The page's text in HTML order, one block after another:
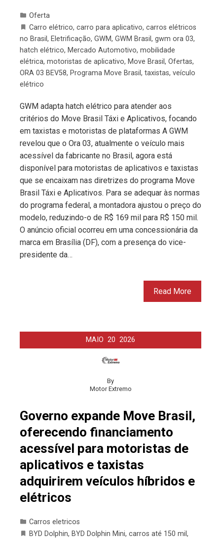
Oferta
Carro elétrico, carro para aplicativo, carros elétricos
no Brasil , Eletrificação, GWM, GWM Brasil , gwm ora 03,
hatch elétrico, Mercado Automotivo, mobilidade
elétrica, motoristas de aplicativo, Move Brasil , Ofertas,
ORA 03 BEV58, Programa Move Brasil , taxistas, veículo
elétrico
GWM adapta hatch elétrico para atender aos
critérios do Move Brasil Táxi e Aplicativos, focando
em taxistas e motoristas de plataformas A GWM
revelou que o Ora 03, atualmente o veículo mais
acessível da fabricante no Brasil, agora está
disponível para motoristas de aplicativos e taxistas
que se encaixam nas diretrizes do programa Move
Brasil Táxi e Aplicativos. Para se adequar às normas
do programa federal, a montadora ajustou o preço do
modelo, reduzindo-o de R$ 169 mil para R$ 150 mil.
O anúncio oficial ocorreu em uma concessionária da
marca em Brasília (DF), com a presença do vice-
presidente da…
Read More
MAIO 20 2026
By
Motor Extremo
Governo expande Move Brasil,
oferecendo financiamento
acessível para motoristas de
aplicativos e taxistas
adquirirem veículos híbridos e
elétricos
Carros eletricos
BYD Dolphin, BYD Dolphin Mini, carros até 150 mil ,